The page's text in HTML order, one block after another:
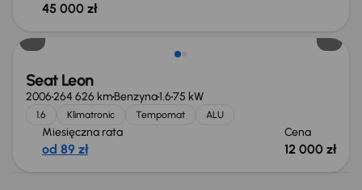
45 000 zł
Seat Leon
2006264 626 kmBenzyna1.675 kW
1.6 Klimatronic Tempomat ALU
Miesięczna rata
od 89 zł
Cena
12 000 zł